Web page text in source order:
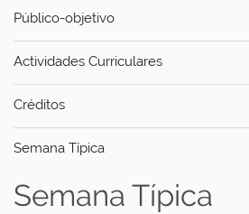
Público-objetivo
Actividades Curriculares
Créditos
Semana Típica
Semana Típica